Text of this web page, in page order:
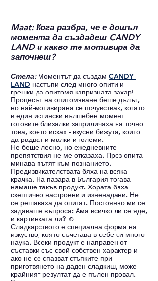
Maat: Кога разбра, че е дошъл
момента да създадеш CANDY
LAND и какво те мотивира да
започнеш?
Стела: Моментът да създам CANDY
LAND настъпи след много опити и
грешки да опитомя капризната захар!
Процесът на опитомяване беше дълъг,
но най-мотивирана се почувствах, когато
в един истински вълшебен момент
готовите близалки заприличаха на точно
това, което исках - вкусни бижута, които
да радват и малки и големи.
Не беше лесно, но ежедневните
препятствия не ме отказаха. През опита
минава пътят към познанието.
Предизвикателствата бяха на всяка
крачка. На пазара в България тогава
нямаше такъв продукт. Хората бяха
скептично настроени и изненадани. Не
се решаваха да опитат. Постоянно ми се
задаваше въпроса: Ама всичко ли се яде,
и картинката ли? ☺
Сладкарството е специална форма на
изкуство, която съчетава в себе си много
наука. Всеки продукт е направен от
съставки със свой собствен характер и
ако не се спазват стъпките при
приготвянето на даден сладкиш, може
крайният резултат да е пълен провал.